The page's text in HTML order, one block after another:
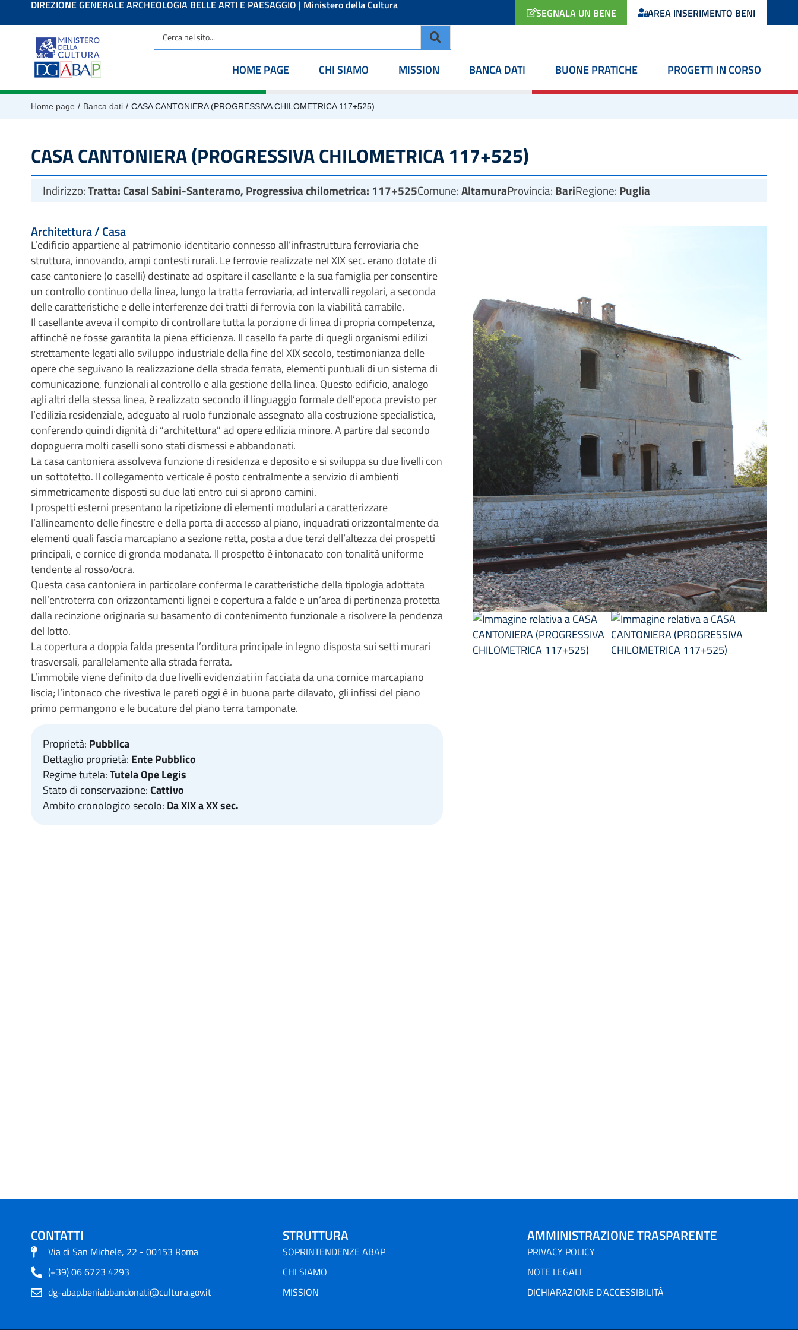
contenutoDIREZIONE GENERALE ARCHEOLOGIA BELLE ARTI E PAESAGGIO | Ministero della Cultura
SEGNALA UN BENE AREA INSERIMENTO BENI
HOME PAGE CHI SIAMO MISSION BANCA DATI BUONE PRATICHE PROGETTI IN CORSO
Home page / Banca dati / CASA CANTONIERA (PROGRESSIVA CHILOMETRICA 117+525)
CASA CANTONIERA (PROGRESSIVA CHILOMETRICA 117+525)
Indirizzo:Tratta: Casal Sabini-Santeramo, Progressiva chilometrica: 117+525Comune:AltamuraProvincia: BariRegione: Puglia
Architettura / Casa
L’edificio appartiene al patrimonio identitario connesso all’infrastruttura ferroviaria che
struttura, innovando, ampi contesti rurali. Le ferrovie realizzate nel XIX sec. erano dotate di
case cantoniere (o caselli) destinate ad ospitare il casellante e la sua famiglia per consentire
un controllo continuo della linea, lungo la tratta ferroviaria, ad intervalli regolari, a seconda
delle caratteristiche e delle interferenze dei tratti di ferrovia con la viabilità carrabile.
Il casellante aveva il compito di controllare tutta la porzione di linea di propria competenza,
affinché ne fosse garantita la piena efficienza. Il casello fa parte di quegli organismi edilizi
strettamente legati allo sviluppo industriale della fine del XIX secolo, testimonianza delle
opere che seguivano la realizzazione della strada ferrata, elementi puntuali di un sistema di
comunicazione, funzionali al controllo e alla gestione della linea. Questo edificio, analogo
agli altri della stessa linea, è realizzato secondo il linguaggio formale dell’epoca previsto per
l’edilizia residenziale, adeguato al ruolo funzionale assegnato alla costruzione specialistica,
conferendo quindi dignità di “architettura” ad opere edilizia minore. A partire dal secondo
dopoguerra molti caselli sono stati dismessi e abbandonati.
La casa cantoniera assolveva funzione di residenza e deposito e si sviluppa su due livelli con
un sottotetto. Il collegamento verticale è posto centralmente a servizio di ambienti
simmetricamente disposti su due lati entro cui si aprono camini.
I prospetti esterni presentano la ripetizione di elementi modulari a caratterizzare
l’allineamento delle finestre e della porta di accesso al piano, inquadrati orizzontalmente da
elementi quali fascia marcapiano a sezione retta, posta a due terzi dell’altezza dei prospetti
principali, e cornice di gronda modanata. Il prospetto è intonacato con tonalità uniforme
tendente al rosso/ocra.
Questa casa cantoniera in particolare conferma le caratteristiche della tipologia adottata
nell’entroterra con orizzontamenti lignei e copertura a falde e un’area di pertinenza protetta
dalla recinzione originaria su basamento di contenimento funzionale a risolvere la pendenza
del lotto.
La copertura a doppia falda presenta l’orditura principale in legno disposta sui setti murari
trasversali, parallelamente alla strada ferrata.
L’immobile viene definito da due livelli evidenziati in facciata da una cornice marcapiano
liscia; l’intonaco che rivestiva le pareti oggi è in buona parte dilavato, gli infissi del piano
primo permangono e le bucature del piano terra tamponate.
Proprietà: Pubblica
Dettaglio proprietà: Ente Pubblico
Regime tutela:Tutela Ope Legis
Stato di conservazione:Cattivo
Ambito cronologico secolo: Da XIX a XX sec.
CONTATTI
Via di San Michele, 22 - 00153 Roma
(+39) 06 6723 4293
dg-abap.beniabbandonati@cultura.gov.it
STRUTTURA
SOPRINTENDENZE ABAP
CHI SIAMO
MISSION
AMMINISTRAZIONE TRASPARENTE
PRIVACY POLICY
NOTE LEGALI
DICHIARAZIONE D'ACCESSIBILITÀ